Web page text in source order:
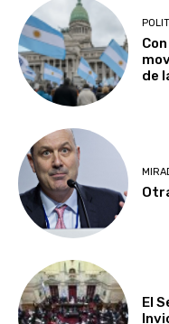
de
El